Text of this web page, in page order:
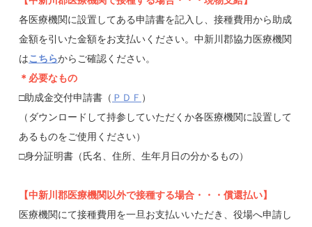
各医療機関に設置してある申請書を記入し、接種費用から助成
金額を引いた金額をお支払いください。中新川郡協力医療機関
はこちらからご確認ください。
＊必要なもの
□助成金交付申請書（ ＰＤＦ ）
（ダウンロードして持参していただくか各医療機関に設置して
あるものをご使用ください）
□身分証明書（氏名、住所、生年月日の分かるもの）
【中新川郡医療機関以外で接種する場合・・・償還払い】
医療機関にて接種費用を一旦お支払いいただき、役場へ申請し